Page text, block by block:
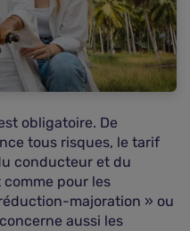
obligatoire. De
tous risques, le tarif
conducteur et du
pour les
majoration » ou
aussi les